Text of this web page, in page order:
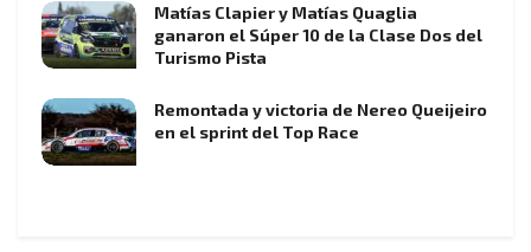
Matías Clapier y Matías Quaglia
ganaron el Súper 10 de la Clase Dos del
Turismo Pista
Remontada y victoria de Nereo Queijeiro
en el sprint del Top Race